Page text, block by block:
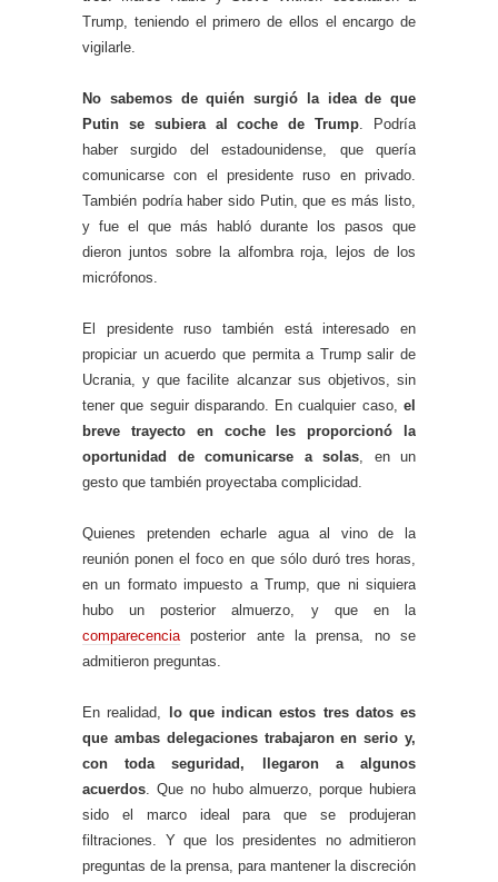
Trump, teniendo el primero de ellos el encargo de
vigilarle.
No sabemos de quién surgió la idea de que
Putin se subiera al coche de Trump. Podría
haber surgido del estadounidense, que quería
comunicarse con el presidente ruso en privado.
También podría haber sido Putin, que es más listo,
y fue el que más habló durante los pasos que
dieron juntos sobre la alfombra roja, lejos de los
micrófonos.
El presidente ruso también está interesado en
propiciar un acuerdo que permita a Trump salir de
Ucrania, y que facilite alcanzar sus objetivos, sin
tener que seguir disparando. En cualquier caso, el
breve trayecto en coche les proporcionó la
oportunidad de comunicarse a solas, en un
gesto que también proyectaba complicidad.
Quienes pretenden echarle agua al vino de la
reunión ponen el foco en que sólo duró tres horas,
en un formato impuesto a Trump, que ni siquiera
hubo un posterior almuerzo, y que en la
comparecenciaposterior ante la prensa, no se
admitieron preguntas.
En realidad,
lo que indican estos tres datos es
que ambas delegaciones trabajaron en serio y,
con toda seguridad, llegaron a algunos
acuerdos. Que no hubo almuerzo, porque hubiera
sido el marco ideal para que se produjeran
filtraciones. Y que los presidentes no admitieron
preguntas de la prensa, para mantener la discreción